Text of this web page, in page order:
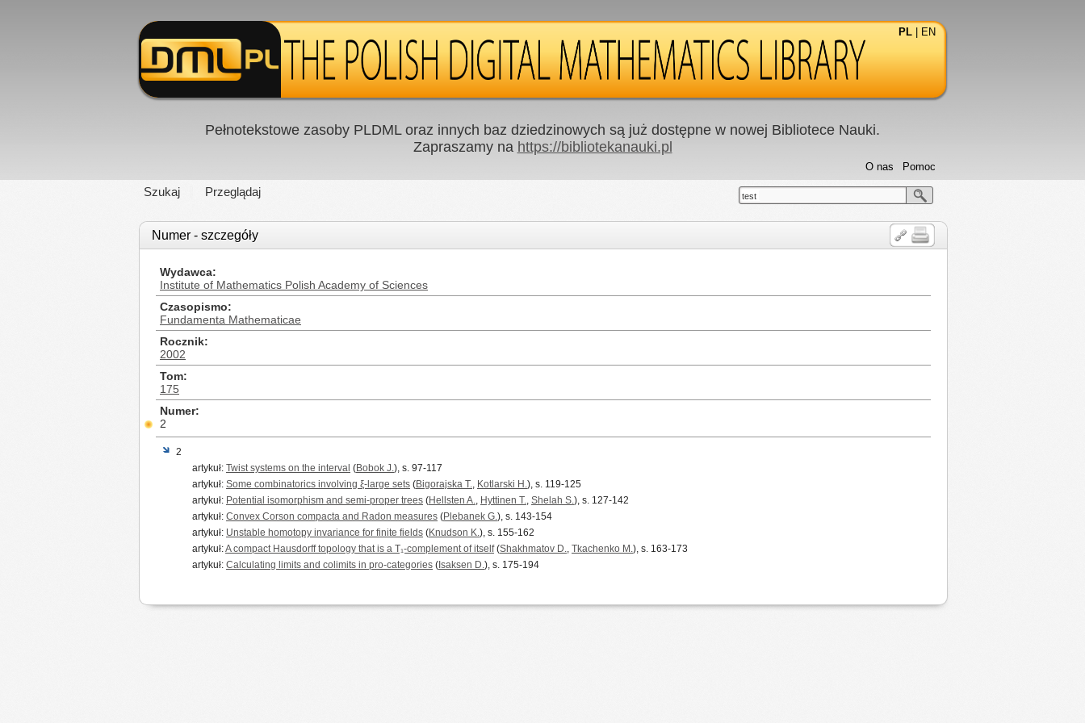
PL EN
Pełnotekstowe zasoby PLDML oraz innych baz dziedzinowych są już dostępne w nowej Bibliotece Nauki.
Zapraszamy na https://bibliotekanauki.pl
Szukaj Przeglądaj
Pomoc
O nas
test
Numer - szczegóły
Wydawca
Institute of Mathematics Polish Academy of Sciences
Czasopismo
Fundamenta Mathematicae
Rocznik
2002
Tom
175
Numer
2
2
artykuł: Twist systems on the interval (Bobok J.), s. 97-117
artykuł: Some combinatorics involving ξ-large sets (Bigorajska T., Kotlarski H.), s. 119-125
artykuł: Potential isomorphism and semi-proper trees (Hellsten A., Hyttinen T., Shelah S.), s. 127-142
artykuł: Convex Corson compacta and Radon measures (Plebanek G.), s. 143-154
artykuł: Unstable homotopy invariance for finite fields (Knudson K.), s. 155-162
artykuł:A compact Hausdorff topology that is a T₁-complement of itself(Shakhmatov D., Tkachenko M.), s. 163-173
artykuł: Calculating limits and colimits in pro-categories ( Isaksen D.), s. 175-194